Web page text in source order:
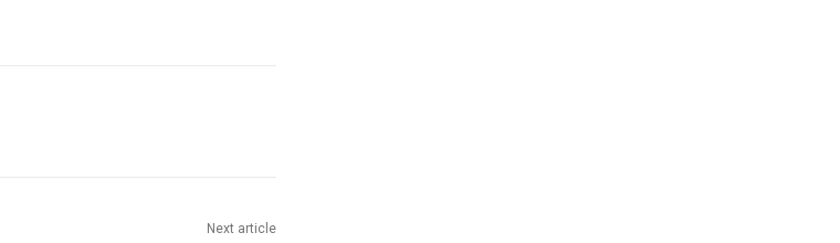
Next article